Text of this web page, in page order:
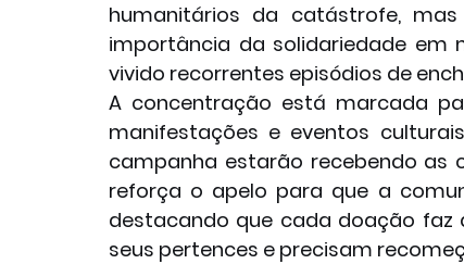
humanitários da catástrofe,
importância da solidariedade em
vivido recorrentes episódios de
A concentração está marcada
manifestações e eventos
campanha estarão recebendo as
reforça o apelo para que a
destacando que cada doação faz
seus pertences e precisam